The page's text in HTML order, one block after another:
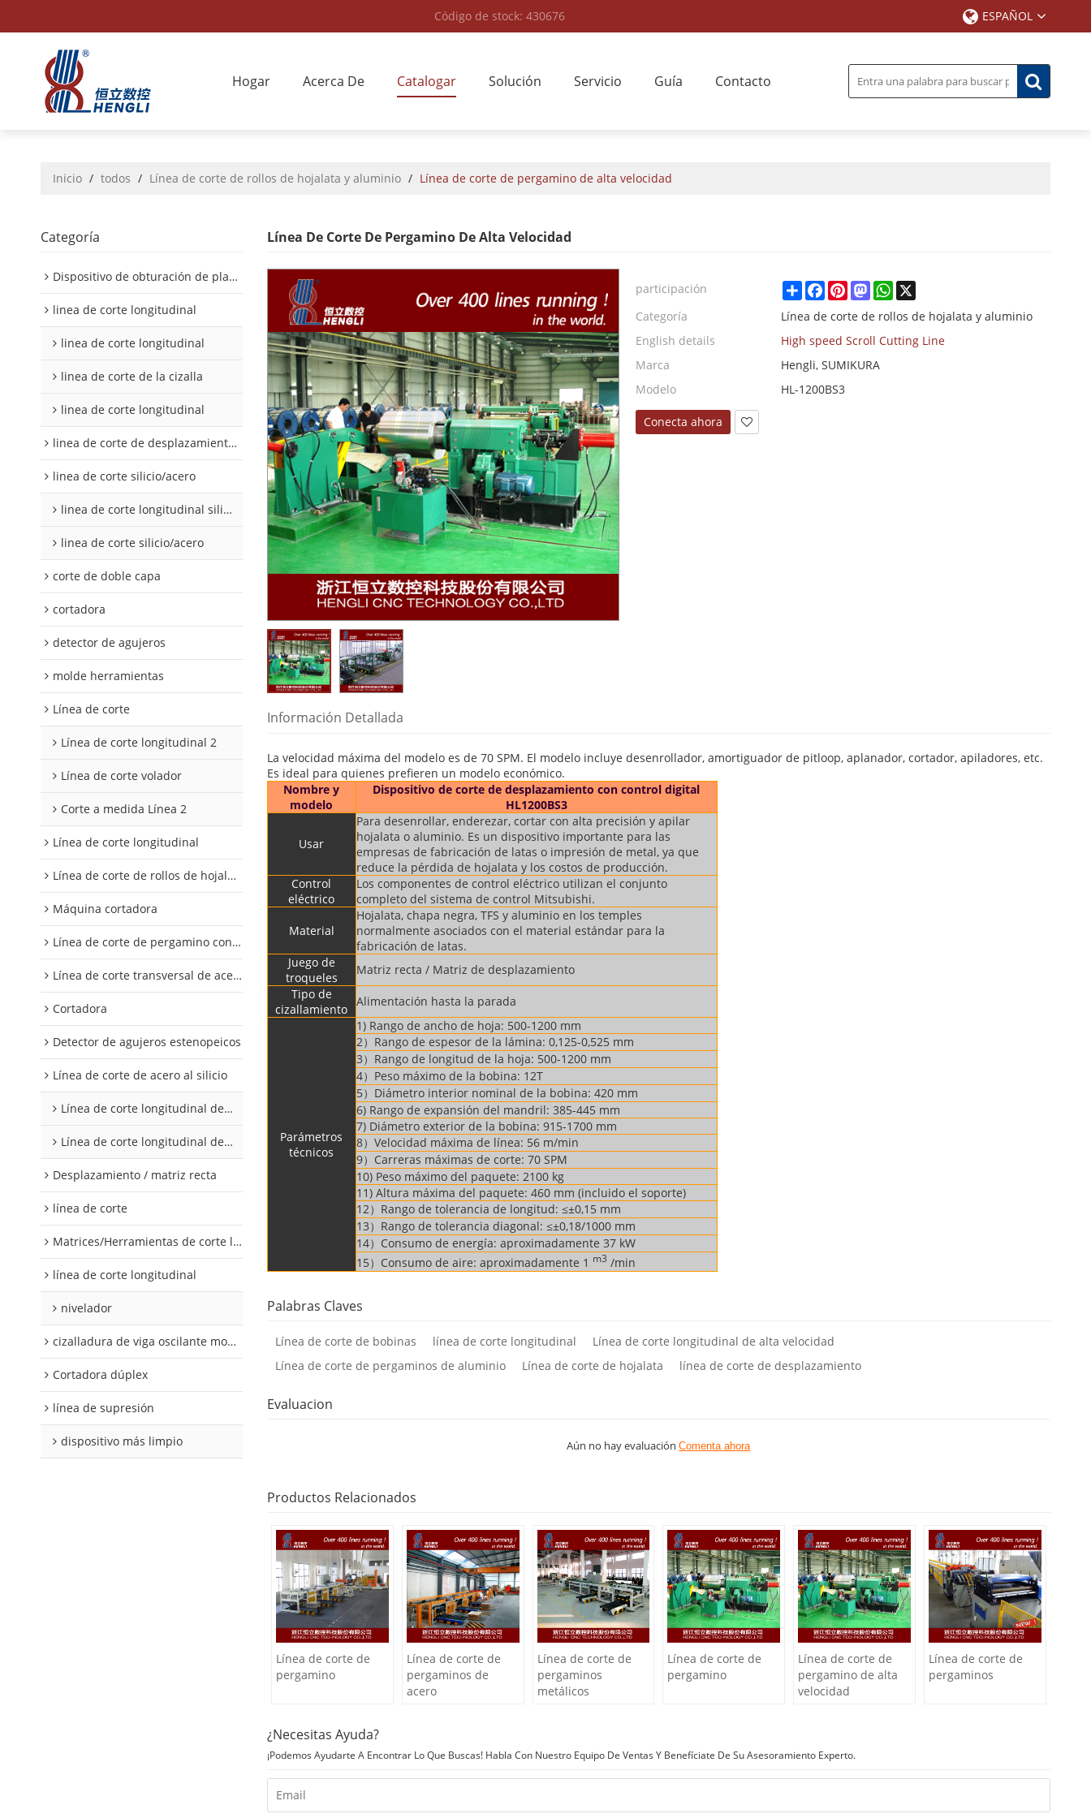
Código de stock: 430676 ESPAÑOL
Hogar Acerca De Catalogar Solución Servicio Guía Contacto
Inicio / todos / Línea de corte de rollos de hojalata y aluminio / Línea de corte de pergamino de alta velocidad
Categoría
Dispositivo de obturación de placa interior/exterior de automóvil
linea de corte longitudinal
linea de corte longitudinal
linea de corte de la cizalla
linea de corte longitudinal
linea de corte de desplazamiento de hojalata y aluminio
linea de corte silicio/acero
linea de corte longitudinal silicio acero
linea de corte silicio/acero
corte de doble capa
cortadora
detector de agujeros
molde herramientas
Línea de corte
Línea de corte longitudinal 2
Línea de corte volador
Corte a medida Línea 2
Línea de corte longitudinal
Línea de corte de rollos de hojalata y aluminio
Máquina cortadora
Línea de corte de pergamino con control digital
Línea de corte transversal de acero al silicio
Cortadora
Detector de agujeros estenopeicos
Línea de corte de acero al silicio
Línea de corte longitudinal de acero al silicio
Línea de corte longitudinal de acero al silicio
Desplazamiento / matriz recta
línea de corte
Matrices/Herramientas de corte longitudinal
línea de corte longitudinal
nivelador
cizalladura de viga oscilante modular
Cortadora dúplex
línea de supresión
dispositivo más limpio
Línea De Corte De Pergamino De Alta Velocidad
participación ShareFacebook
PinterestMastodonWhatsApp
X
Categoría
Línea de corte de rollos de hojalata y aluminio
English details
High speed Scroll Cutting Line
Marca
Hengli, SUMIKURA
Modelo
HL-1200BS3
Conecta ahora
Información Detallada
La velocidad máxima del modelo es de 70 SPM. El modelo incluye desenrollador, amortiguador de pitloop, aplanador, cortador, apiladores, etc.
Es ideal para quienes prefieren un modelo económico.
Nombre y
modelo
Dispositivo de corte de desplazamiento con control digital
HL1200BS3
Usar
Para desenrollar, enderezar, cortar con alta precisión y apilar
hojalata o aluminio. Es un dispositivo importante para las
empresas de fabricación de latas o impresión de metal, ya que
reduce la pérdida de hojalata y los costos de producción.
Control
eléctrico
Los componentes de control eléctrico utilizan el conjunto
completo del sistema de control Mitsubishi.
Material
Hojalata, chapa negra, TFS y aluminio en los temples
normalmente asociados con el material estándar para la
fabricación de latas.
Juego de
troqueles
Matriz recta / Matriz de desplazamiento
Tipo de
cizallamiento
Alimentación hasta la parada
Parámetros
técnicos
1) Rango de ancho de hoja: 500-1200 mm
2）Rango de espesor de la lámina: 0,125-0,525 mm
3）Rango de longitud de la hoja: 500-1200 mm
4）Peso máximo de la bobina: 12T
5）Diámetro interior nominal de la bobina: 420 mm
6) Rango de expansión del mandril: 385-445 mm
7) Diámetro exterior de la bobina: 915-1700 mm
8）Velocidad máxima de línea: 56 m/min
9）Carreras máximas de corte: 70 SPM
10) Peso máximo del paquete: 2100 kg
11) Altura máxima del paquete: 460 mm (incluido el soporte)
12）Rango de tolerancia de longitud: ≤±0,15 mm
13）Rango de tolerancia diagonal: ≤±0,18/1000 mm
14）Consumo de energía: aproximadamente 37 kW
15）Consumo de aire: aproximadamente 1 m3 /min
Palabras Claves
Línea de corte de bobinas línea de corte longitudinal
Línea de corte longitudinal de alta velocidad
Línea de corte de pergaminos de aluminio
Línea de corte de hojalata línea de corte de desplazamiento
Evaluacion
Aún no hay evaluaciónComenta ahora
Productos Relacionados
Línea de corte de
pergamino
Línea de corte de
pergaminos de
acero
Línea de corte de
pergaminos
metálicos
Línea de corte de
pergamino
Línea de corte de
pergamino de alta
velocidad
Línea de corte de
pergaminos
¿Necesitas Ayuda?
¡Podemos Ayudarte A Encontrar Lo Que Buscas! Habla Con Nuestro Equipo De Ventas Y Benefíciate De Su Asesoramiento Experto.